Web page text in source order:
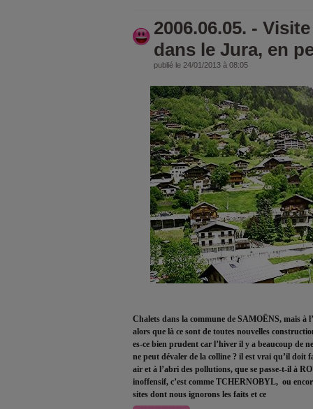
2006.06.05. -
dans le Jura, en
publié le 24/01/2013 à 08:05
Chalets dans la commune de SAMOËNS, mais à
alors que là ce sont de toutes nouvelles
es-ce bien prudent car l’hiver il y a beaucoup de
ne peut dévaler de la colline ? il est vrai qu’il doit
air et à l’abri des pollutions, que se passe-t-il à
inoffensif, c’est comme TCHERNOBYL, ou
sites dont nous ignorons les faits et ce